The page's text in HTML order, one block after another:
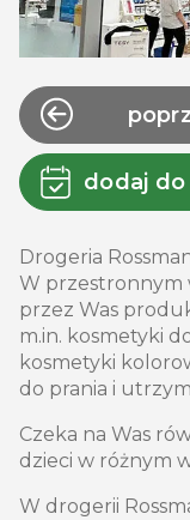
dodaj
Drogeria
W przestronnym
przez Was
m.in. kosmetyki
kosmetyki
do prania i
Czeka na Was
dzieci w różnym
W drogerii